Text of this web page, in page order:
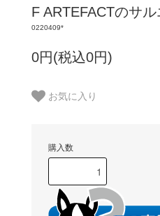
F ARTEFACTのサ
0220409*
0円(税込0円)
お気に入り
購入数